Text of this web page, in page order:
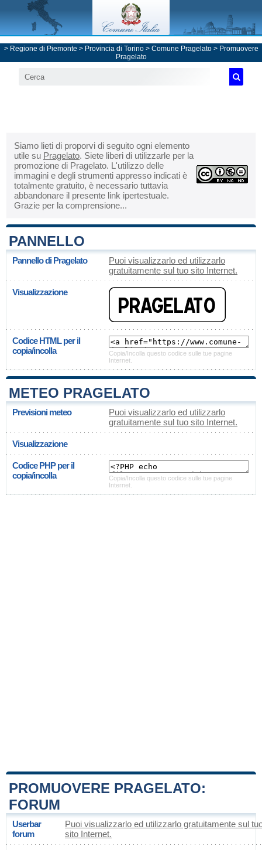
> Regione di Piemonte > Provincia di Torino> Comune Pragelato> Promuovere
Pragelato
Siamo lieti di proporvi di seguito ogni elemento
utile su Pragelato. Siete liberi di utilizzarle per la
promozione di Pragelato. L'utilizzo delle
immagini e degli strumenti appresso indicati è
totalmente gratuito, è necessario tuttavia
abbandonare il presente link ipertestuale.
Grazie per la comprensione...
PANNELLO
Pannello di Pragelato
Puoi visualizzarlo ed utilizzarlo
gratuitamente sul tuo sito Internet.
Visualizzazione
Codice HTML per il
copia/incolla
Copia/Incolla questo codice sulle tue pagine
Internet.
METEO PRAGELATO
Previsioni meteo
Puoi visualizzarlo ed utilizzarlo
gratuitamente sul tuo sito Internet.
Visualizzazione
Codice PHP per il
copia/incolla
Copia/Incolla questo codice sulle tue pagine
Internet.
PROMUOVERE PRAGELATO:
FORUM
Userbar
forum
Puoi visualizzarlo ed utilizzarlo gratuitamente sul
sito Internet.